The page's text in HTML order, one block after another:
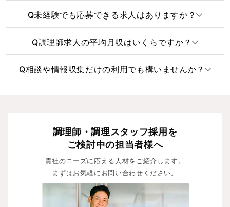
Q未経験でも応募できる求人はありますか？
Q調理師求人の平均月収はいくらですか？
Q相談や情報収集だけの利用でも構いませんか？
調理師・調理スタッフ採用を
ご検討中の担当者様へ
貴社のニーズに応える人材をご紹介します。
まずはお気軽にお問い合わせください。